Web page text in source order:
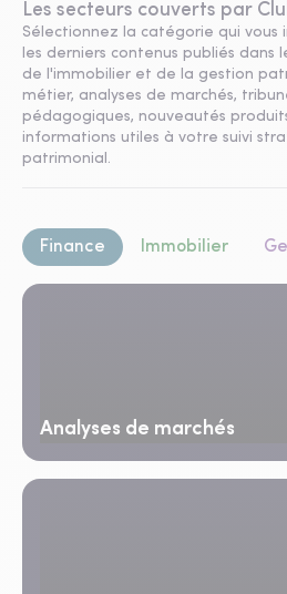
Les secteurs couverts par
Sélectionnez la catégorie qui vous
les derniers contenus publiés dans
de l'immobilier et de la gestion
métier, analyses de marchés,
pédagogiques, nouveautés
informations utiles à votre suivi
patrimonial.
Finance Immobilier
Analyses de marchés